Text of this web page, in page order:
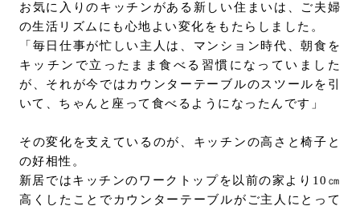
お気に入りのキッチンがある新しい住まいは、ご夫婦
の生活リズムにも心地よい変化をもたらしました。
「毎日仕事が忙しい主⼈は、マンション時代、朝⾷を
キッチンで⽴ったまま⾷べる習慣になっていました
が、それが今ではカウンターテーブルのスツールを引
いて、ちゃんと座って⾷べるようになったんです」
その変化を支えているのが、キッチンの高さと椅子と
の好相性。
新居ではキッチンのワークトップを以前の家より10㎝
高くしたことでカウンターテーブルがご主人にとって